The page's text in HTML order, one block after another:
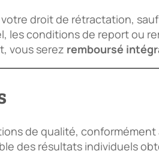
droit de rétractation,
les conditions de report ou
vous serez remboursé
de qualité,
des résultats individuels